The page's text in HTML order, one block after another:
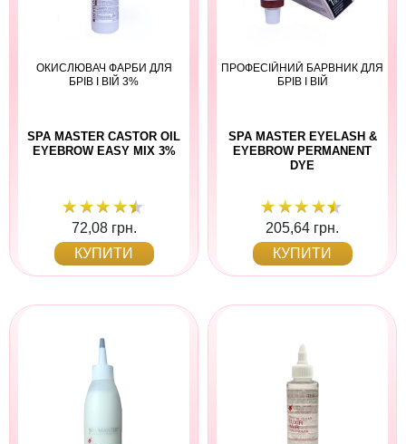
ОКИСЛЮВАЧ ФАРБИ ДЛЯ
БРІВ І ВІЙ 3%
SPA MASTER CASTOR OIL
EYEBROW EASY MIX 3%
72,08 грн.
КУПИТИ
ПРОФЕСІЙНИЙ БАРВНИК ДЛЯ
БРІВ І ВІЙ
SPA MASTER EYELASH &
EYEBROW PERMANENT
DYE
205,64 грн.
КУПИТИ